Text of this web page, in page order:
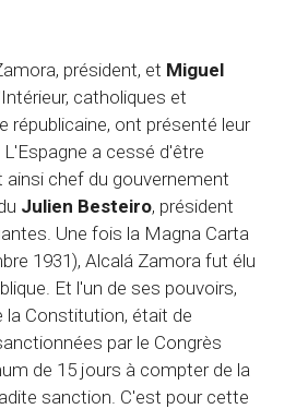
président, et Miguel
catholiques et
républicaine, ont présenté leur
a cessé d'être
ainsi chef du gouvernement
Julien Besteiro, président
Une fois la Magna Carta
1931), Alcalá Zamora fut élu
Et l'un de ses pouvoirs,
la Constitution, était de
par le Congrès
de 15 jours à compter de la
sanction. C'est pour cette